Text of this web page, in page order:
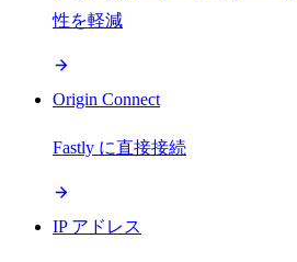
性を軽減
Origin Connect
Fastly に直接接続
IP アドレス